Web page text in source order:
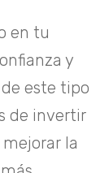
en tu
y
este tipo
de invertir
la